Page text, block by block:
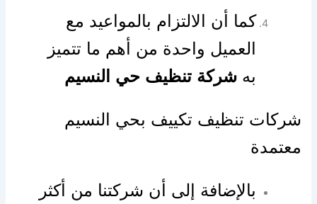
كما أن الالتزام بالمواعيد مع
العميل واحدة من أهم ما تتميز
بهشركة تنظيف حي النسيم
شركات تنظيف تكييف بحي النسيم
معتمدة
بالإضافة إلى أن شركتنا من أكثر